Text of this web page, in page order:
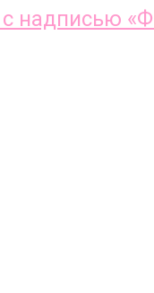
надписью